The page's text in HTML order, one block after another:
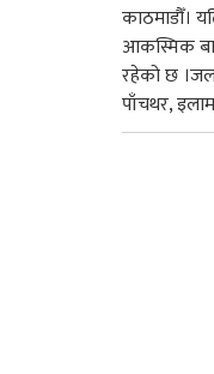
काठमाडौँ।
आकस्मिक
रहेको छ ।जल
पाँचथर,